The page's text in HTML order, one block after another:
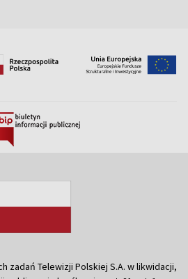
zadań Telewizji Polskiej S.A. w likwidacji,